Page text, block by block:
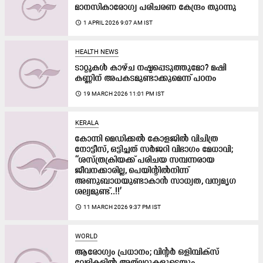
മാനസികാരോഗ്യ പരിചരണ കേന്ദ്രം തുറന്നു
access_time 1 APRIL 2026 9:07 AM IST
HEALTH NEWS
ടാറ്റൂകൾ കാഴ്ച നഷ്ടപ്പെടുത്തുമോ? മഷി
കണ്ണിന് അപകടമുണ്ടാക്കുമെന്ന് പഠനം
access_time 19 MARCH 2026 11:01 PM IST
KERALA
കോന്നി മെഡിക്കൽ കോളജിൽ വിചിത്ര
നോട്ടീസ്, ഒട്ടിച്ചത് സർജറി വിഭാഗം മേധാവി;
‘‘ശസ്ത്രക്രിയക്ക് പരിചയ സമ്പന്നരായ
ജീവനക്കാരില്ല, പെയിന്റിൽനിന്ന്
അണുബാധയുണ്ടാകാൻ സാധ്യത, വന്യമൃഗ
ശല്യമുണ്ട്..!!’
access_time 11 MARCH 2026 9:37 PM IST
WORLD
ആരോഗ്യം പ്രധാനം; വിന്റർ ഒളിമ്പിക്‌സ്